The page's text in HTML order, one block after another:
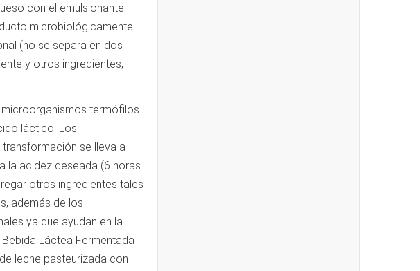
con el emulsionante
microbiológicamente
(no se separa en dos
y otros ingredientes,
termófilos
láctico. Los
se lleva a
la acidez deseada (6 horas
otros ingredientes tales
además de los
ya que ayudan en la
Láctea Fermentada
leche pasteurizada con